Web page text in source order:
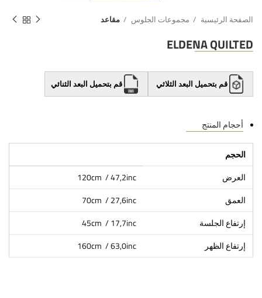
الصفحة الرئيسية مجموعات الجلوس مقاعد
ELDENA QUILTED
قم بتحميل البعد الثلاثي قم بتحميل البعد الثنائي
أحجام المنتج
الحجم
العرض
120cm / 47,2inc
العمق
70cm / 27,6inc
إرتفاع الجلسة
45cm / 17,7inc
إرتفاع الظهر
160cm / 63,0inc